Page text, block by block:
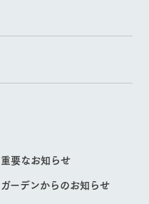
重要なお知らせ
ガーデンからのお知らせ